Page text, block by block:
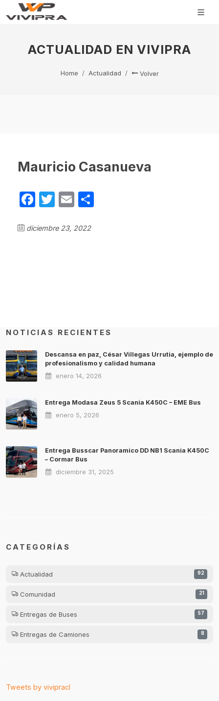
ACTUALIDAD EN VIVIPRA
Home Actualidad Volver
Mauricio Casanueva
Facebook
Twitter
Email
diciembre 23, 2022
NOTICIAS RECIENTES
Descansa en paz, César Villegas Urrutia, ejemplo de
profesionalismo y calidad humana
enero 14, 2026
Entrega Modasa Zeus 5 Scania K450C – EME Bus
enero 5, 2026
Entrega Busscar Panoramico DD NB1 Scania K450C
– Cormar Bus
diciembre 31, 2025
CATEGORÍAS
Actualidad 92
Comunidad 21
Entregas de Buses 57
Entregas de Camiones 8
Tweets by vivipracl